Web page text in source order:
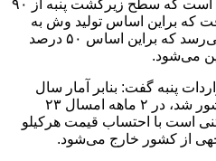
به گفته او، برآوردها حاکی از آن است که سطح زیرکشت پنبه از ۹۰
رفت که براین اساس تولید وش به
۲۷۰ هزارتن و پنبه ۸۵ هزارتن می‌رسد که براین اساس ۵۰ درصد
می‌شود.
پنبه گفت: بنابر آمار سال
گذشته ۱۰۷ هزارتن پنبه وارد کشور شد، در ۲ ماهه امسال ۲۳
است با احتساب قیمت هرکیلو